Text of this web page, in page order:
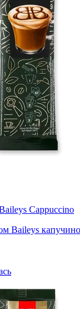
Cappuccino
Baileys капучино